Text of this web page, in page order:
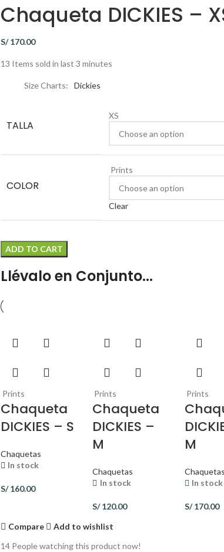
Chaqueta DICKIES –
S/170.00
13 Items sold in last 3 minutes
Size Charts Dickies
TALLA
XS
COLOR
Prints
Clear
ADD TO CART
Llévalo en Conjunto...
Prints
Chaqueta
DICKIES – S
Chaquetas
In stock
S/160.00
Prints
Chaqueta
DICKIES –
M
Chaquetas
In stock
S/120.00
Prints
M
Chaquetas
In stock
S/170.00
Compare
Add to wishlist
14 People watching this product now!